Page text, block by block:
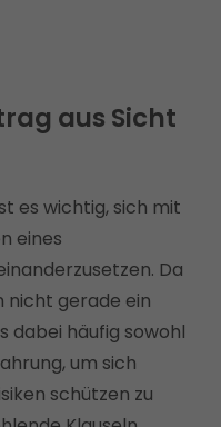
aus Sicht
es wichtig, sich mit
eines
Da
nicht gerade ein
dabei häufig sowohl
um sich
schützen zu